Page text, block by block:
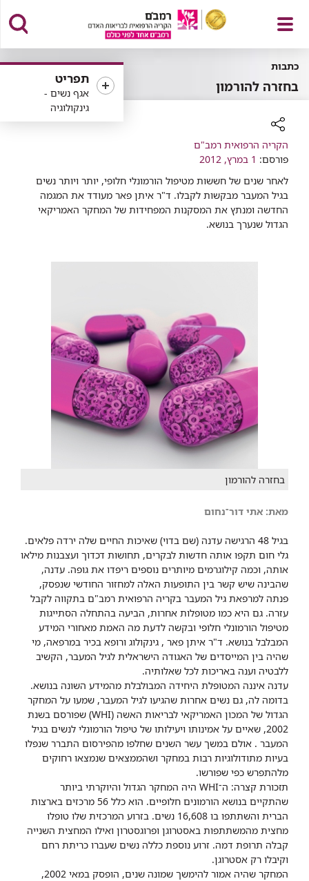
פתח
תפריט
תפריט
אגף נשים -
גינקולוגיה
כתבות
בחזרה להורמון
רכיב
שיתוף
הקריה הרפואית רמב"ם
פורסם: 1 במרץ, 2012
לאחר שנים של חששות מטיפול הורמונלי חלופי, יותר ויותר נשים
בגיל המעבר מבקשות לקבלו. ד"ר איתן פאר מעודד את המגמה
החדשה ומנתץ את המסקנות המפחידות של המחקר האמריקאי
הגדול שנערך בנושא.
בחזרה להורמון
מאת: אתי דור־נחום
בגיל 48 הרגישה עדנה (שם בדוי) שאיכות החיים שלה ירדה פלאים.
גלי חום תקפו אותה חדשות לבקרים, תחושות דכדוך ועצבנות מילאו
אותה, וכמה קילוגרמים מיותרים נוספים ריפדו את גופה. עדנה,
שהבינה שיש קשר בין התופעות האלה למחזור החודשי שנפסק,
פנתה למרפאת גיל המעבר בקריה הרפואית רמב"ם בתקווה לקבל
עזרה. גם היא כמו מטופלות אחרות, הביעה בהתחלה הסתייגות
מטיפול הורמונלי חלופי ובקשה לדעת מה האמת מאחורי המידע
המבלבל בנושא. ד"ר איתן פאר , גינקולוג ורופא בכיר במרפאה, מי
שהיה בין המייסדים של האגודה הישראלית לגיל המעבר, הקשיב
ללבטיה וענה באריכות לכל שאלותיה.
עדנה איננה המטופלת היחידה המבולבלת מהמידע השונה בנושא.
בדומה לה, גם נשים אחרות שהגיעו לגיל המעבר, שמעו על המחקר
הגדול של המכון האמריקאי לבריאות האשה (WHI) שפורסם בשנת
2002, שאיים על אמינותו ויעילותו של טיפול הורמונלי לנשים בגיל
המעבר . אולם במשך עשר השנים שחלפו מהפירסום התברר שנפלו
בעיות מתודולוגיות רבות במחקר ושהממצאים שנמצאו רחוקים
מלהתפרש כפי שפורשו.
תזכורת קצרה: ה־WHI היה המחקר הגדול והיוקרתי ביותר
שהתקיים בנושא הורמונים חלופיים. הוא כלל 56 מרכזים בארצות
הברית והשתתפו בו 16,608 נשים. בזרוע המרכזית שלו טופלו
מחצית מהמשתתפות באסטרוגן ופרוגסטרון ואילו המחצית השנייה
קבלה תרופת דמה. זרוע נוספת כללה נשים שעברו כריתת רחם
וקיבלו רק אסטרוגן.
המחקר שהיה אמור להימשך שמונה שנים, הופסק במאי 2002,